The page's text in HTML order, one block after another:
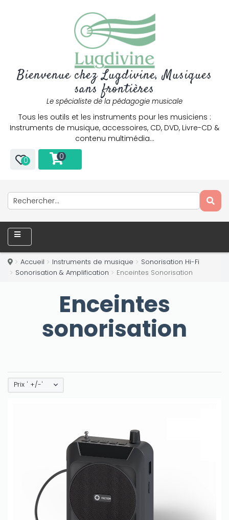
Bienvenue chez Lugdivine, Musiques
sans frontières
Le spécialiste de la pédagogie musicale
Tous les outils et les instruments pour les musiciens :
Instruments de musique, accessoires, CD, DVD, Livre-CD &
contenu multimédia…
0 0
Accueil Instruments de musique
Sonorisation Hi-Fi
Sonorisation & Amplification
Enceintes Sonorisation
Enceintes
sonorisation
Prix ' +/-'